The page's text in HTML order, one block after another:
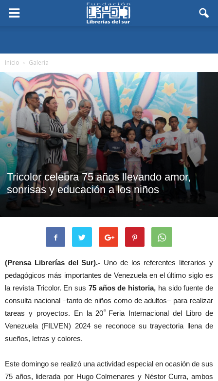
Inicio Galeria
Tricolor celebra 75 años llevando amor,
sonrisas y educación a los niños
(Prensa Librerías del Sur).- Uno de los referentes literarios y
pedagógicos más importantes de Venezuela en el último siglo es
la revista Tricolor. En sus 75 años de historia, ha sido fuente de
consulta nacional –tanto de niños como de adultos– para realizar
tareas y proyectos. En la 20ª Feria Internacional del Libro de
Venezuela (FILVEN) 2024 se reconoce su trayectoria llena de
sueños, letras y colores.
Este domingo se realizó una actividad especial en ocasión de sus
75 años, liderada por Hugo Colmenares y Néstor Curra, ambos